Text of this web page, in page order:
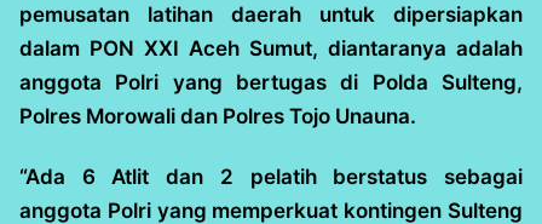
pemusatan latihan daerah untuk dipersiapkan
dalam PON XXI Aceh Sumut, diantaranya adalah
anggota Polri yang bertugas di Polda Sulteng,
Polres Morowali dan Polres Tojo Unauna.
“Ada 6 Atlit dan 2 pelatih berstatus sebagai
anggota Polri yang memperkuat kontingen Sulteng